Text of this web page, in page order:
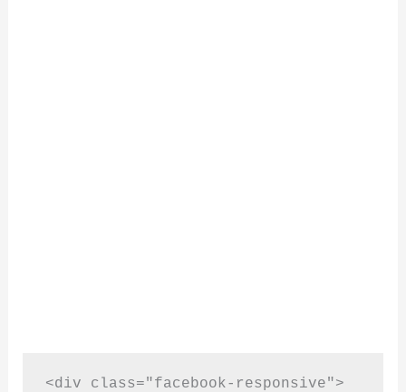
<div class="facebook-responsive">